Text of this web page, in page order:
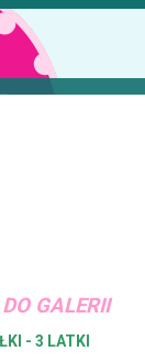
GALERII
- 3 LATKI